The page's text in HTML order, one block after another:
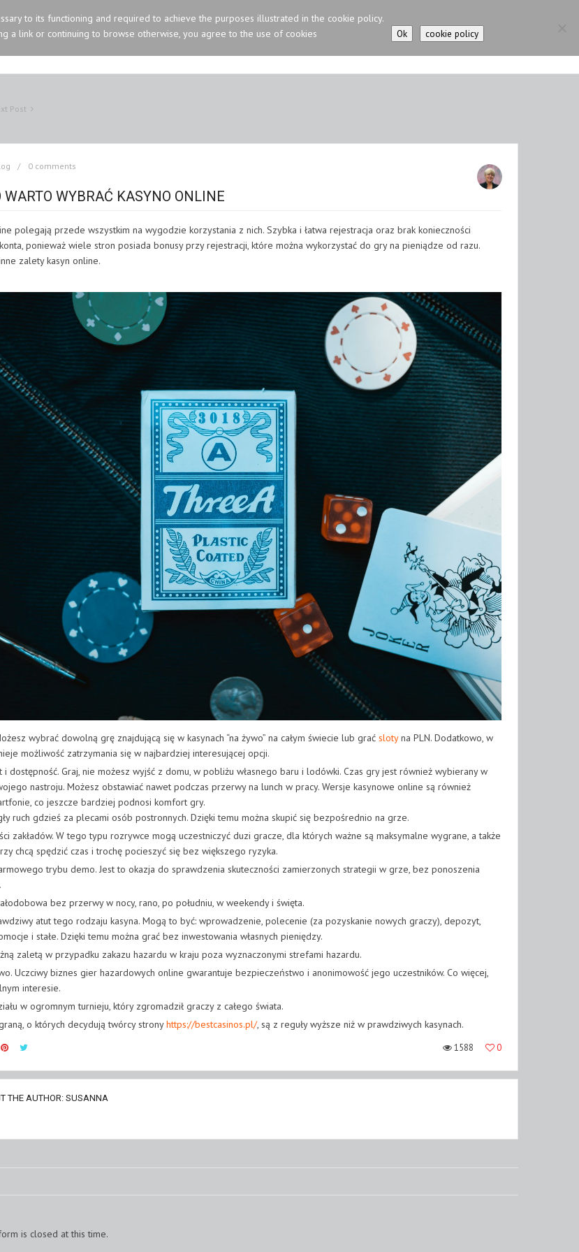
HOME OLD ENGLISH SHEEPDOG SIBERIAN CAT – NEVA MASQUERADE IRISH GIPSY HORSE
Post
0 comments
WARTO WYBRAĆ KASYNO ONLINE
polegają przede wszystkim na wygodzie korzystania z nich. Szybka i łatwa rejestracja oraz brak konieczności
ponieważ wiele stron posiada bonusy przy rejestracji, które można wykorzystać do gry na pieniądze od razu.
zalety kasyn online.
wybrać dowolną grę znajdującą się w kasynach “na żywo” na całym świecie lub grać slotyna PLN. Dodatkowo, w
możliwość zatrzymania się w najbardziej interesującej opcji.
i dostępność. Graj, nie możesz wyjść z domu, w pobliżu własnego baru i lodówki. Czas gry jest również wybierany w
nastroju. Możesz obstawiać nawet podczas przerwy na lunch w pracy. Wersje kasynowe online są również
co jeszcze bardziej podnosi komfort gry.
ruch gdzieś za plecami osób postronnych. Dzięki temu można skupić się bezpośrednio na grze.
zakładów. W tego typu rozrywce mogą uczestniczyć duzi gracze, dla których ważne są maksymalne wygrane, a także
chcą spędzić czas i trochę pocieszyć się bez większego ryzyka.
trybu demo. Jest to okazja do sprawdzenia skuteczności zamierzonych strategii w grze, bez ponoszenia
bez przerwy w nocy, rano, po południu, w weekendy i święta.
atut tego rodzaju kasyna. Mogą to być: wprowadzenie, polecenie (za pozyskanie nowych graczy), depozyt,
i stałe. Dzięki temu można grać bez inwestowania własnych pieniędzy.
zaletą w przypadku zakazu hazardu w kraju poza wyznaczonymi strefami hazardu.
Uczciwy biznes gier hazardowych online gwarantuje bezpieczeństwo i anonimowość jego uczestników. Co więcej,
interesie.
w ogromnym turnieju, który zgromadził graczy z całego świata.
o których decydują twórcy stronyhttps://bestcasinos.pl/, są z reguły wyższe niż w prawdziwych kasynach.
1588 0
THE AUTHOR: SUSANNA
is closed at this time.
to its functioning and required to achieve the purposes illustrated in the cookie policy.
a link or continuing to browse otherwise, you agree to the use of cookies
Ok cookie policy